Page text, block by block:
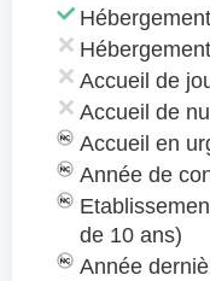
Accueil de
Accueil de
Accueil en
Année de
de 10 ans)
Année